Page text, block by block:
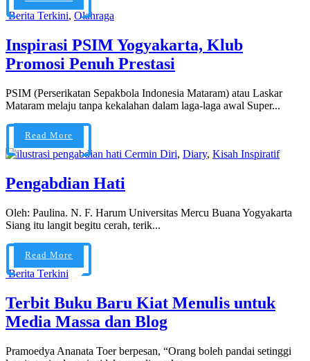
Berita Terkini, Olahraga
Inspirasi PSIM Yogyakarta, Klub
Promosi Penuh Prestasi
PSIM (Perserikatan Sepakbola Indonesia Mataram) atau Laskar
Mataram melaju tanpa kekalahan dalam laga-laga awal Super...
Read More
Cermin Diri, Diary, Kisah Inspiratif
Pengabdian Hati
Oleh: Paulina. N. F. Harum Universitas Mercu Buana Yogyakarta
Siang itu langit begitu cerah, terik...
Read More
Berita Terkini
Terbit Buku Baru Kiat Menulis untuk
Media Massa dan Blog
Pramoedya Ananata Toer berpesan, “Orang boleh pandai setinggi